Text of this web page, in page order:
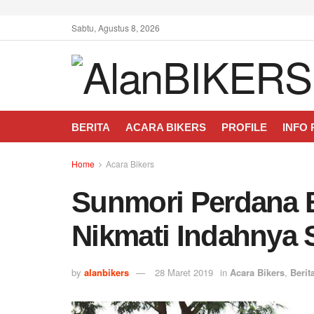
Sabtu, Agustus 8, 2026
BERITA ACARA BIKERS PROFILE INFO
Home Acara Bikers
Sunmori Perdana
Nikmati Indahnya
by alanbikers 28 Maret 2019 in Acara Bikers,